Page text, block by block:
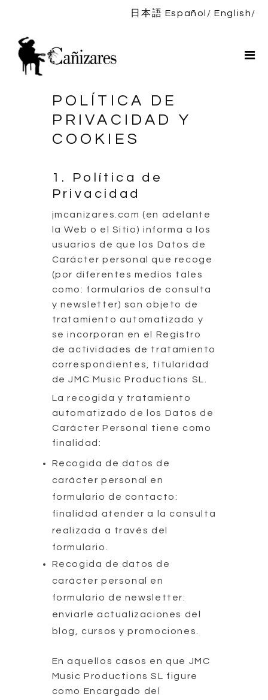
Bio
Espectáculos
Noticias
Discografía
Contacto
日本語 Español English
POLÍTICA DE
PRIVACIDAD Y
COOKIES
1. Política de
Privacidad
jmcanizares.com (en adelante
la Web o el Sitio) informa a los
usuarios de que los Datos de
Carácter personal que recoge
(por diferentes medios tales
como: formularios de consulta
y newsletter) son objeto de
tratamiento automatizado y
se incorporan en el Registro
de actividades de tratamiento
correspondientes, titularidad
de JMC Music Productions SL.
La recogida y tratamiento
automatizado de los Datos de
Carácter Personal tiene como
finalidad:
Recogida de datos de
carácter personal en
formulario de contacto:
finalidad atender a la consulta
realizada a través del
formulario.
Recogida de datos de
carácter personal en
formulario de newsletter:
enviarle actualizaciones del
blog, cursos y promociones.
En aquellos casos en que JMC
Music Productions SL figure
como Encargado del